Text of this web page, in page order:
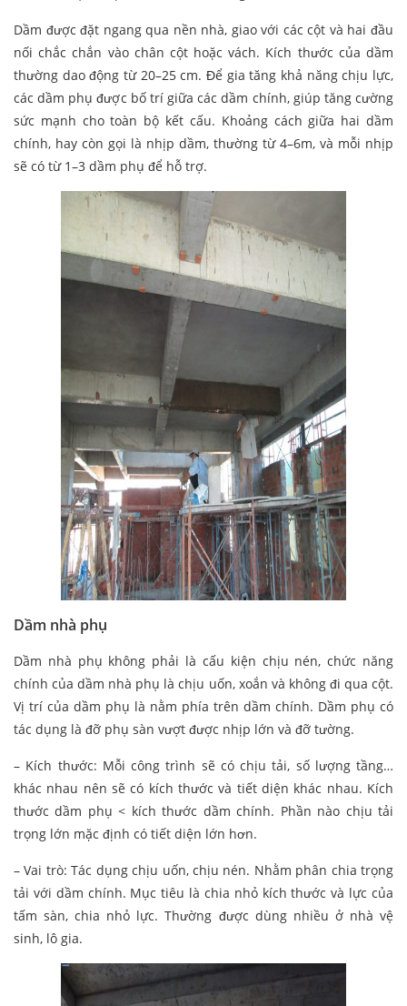
Dầm được đặt ngang qua nền nhà, giao với các cột và hai đầu
nối chắc chắn vào chân cột hoặc vách. Kích thước của dầm
thường dao động từ 20–25 cm. Để gia tăng khả năng chịu lực,
các dầm phụ được bố trí giữa các dầm chính, giúp tăng cường
sức mạnh cho toàn bộ kết cấu. Khoảng cách giữa hai dầm
chính, hay còn gọi là nhịp dầm, thường từ 4–6m, và mỗi nhịp
sẽ có từ 1–3 dầm phụ để hỗ trợ.
Dầm nhà phụ
Dầm nhà phụ không phải là cấu kiện chịu nén, chức năng
chính của dầm nhà phụ là chịu uốn, xoắn và không đi qua cột.
Vị trí của dầm phụ là nằm phía trên dầm chính. Dầm phụ có
tác dụng là đỡ phụ sàn vượt được nhịp lớn và đỡ tường.
– Kích thước: Mỗi công trình sẽ có chịu tải, số lượng tầng…
khác nhau nên sẽ có kích thước và tiết diện khác nhau. Kích
thước dầm phụ < kích thước dầm chính. Phần nào chịu tải
trọng lớn mặc định có tiết diện lớn hơn.
– Vai trò: Tác dụng chịu uốn, chịu nén. Nhằm phân chia trọng
tải với dầm chính. Mục tiêu là chia nhỏ kích thước và lực của
tấm sàn, chia nhỏ lực. Thường được dùng nhiều ở nhà vệ
sinh, lô gia.